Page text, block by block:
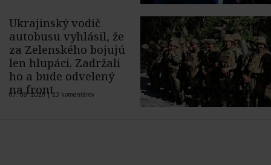
Ukrajinský vodič
autobusu vyhlásil, že
za Zelenského bojujú
len hlupáci. Zadržali
ho a bude odvelený
na front
07. 08. 2026 |23 komentárov